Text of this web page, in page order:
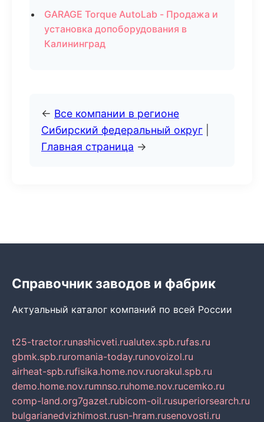
GARAGE Torque AutoLab - Продажа и
установка допоборудования в
Калининград
← Все компании в регионе
Сибирский федеральный округ
Главная страница →
Справочник заводов и фабрик
Актуальный каталог компаний по всей России
t25-tractor.runashicveti.rualutex.spb.rufas.ru
gbmk.spb.ruromania-today.runovoizol.ru
airheat-spb.rufisika.home.nov.ruorakul.spb.ru
demo.home.nov.rumnso.ruhome.nov.rucemko.ru
comp-land.org7gazet.rubicom-oil.rusuperiorsearch.ru
bulgarianedvizhimost.rusn-hram.rusenovosti.ru